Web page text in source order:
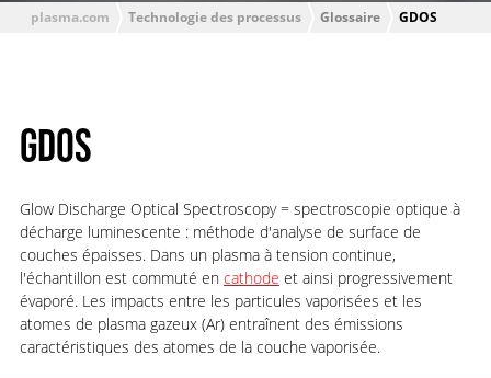
plasma.com Technologie des processus Glossaire GDOS
GDOS
Glow Discharge Optical Spectroscopy = spectroscopie optique à
décharge luminescente : méthode d'analyse de surface de
couches épaisses. Dans un plasma à tension continue,
l'échantillon est commuté en cathode et ainsi progressivement
évaporé. Les impacts entre les particules vaporisées et les
atomes de plasma gazeux (Ar) entraînent des émissions
caractéristiques des atomes de la couche vaporisée.